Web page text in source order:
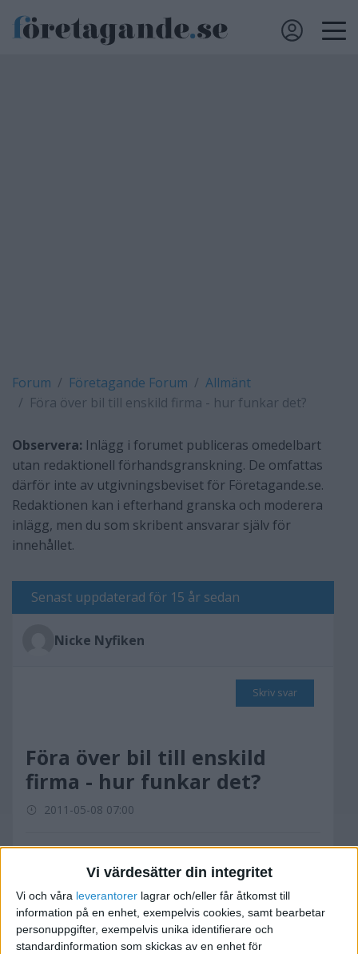
Vi värdesätter din integritet
Vi och våra leverantorer lagrar och/eller får åtkomst till
information på en enhet, exempelvis cookies, samt bearbetar
personuppgifter, exempelvis unika identifierare och
standardinformation som skickas av en enhet för
Forum Företagande Forum
Allmänt
Föra över bil till enskild firma - hur funkar det?
Observera: Inlägg i forumet publiceras omedelbart
utan redaktionell förhandsgranskning. De omfattas
därför inte av utgivningsbeviset för Företagande.se.
Redaktionen kan i efterhand granska och moderera
inlägg, men du som skribent ansvarar själv för
innehållet.
Senast uppdaterad för 15 år sedan
Nicke Nyfiken
Skriv svar
Föra över bil till enskild
firma - hur funkar det?
2011-05-08 07:00
företaget använt min privata bil, vilket har
fungerat hyfsat. Nu har vi dock köpt en ny bil
som jag inte vill använda i min enskilda firma
utan endast privat.